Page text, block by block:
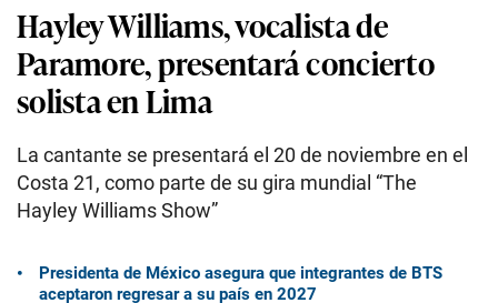
Hayley Williams, vocalista de
Paramore, presentará concierto
solista en Lima
La cantante se presentará el 20 de noviembre en el
Costa 21, como parte de su gira mundial “The
Hayley Williams Show”
Presidenta de México asegura que integrantes de BTS
aceptaron regresar a su país en 2027